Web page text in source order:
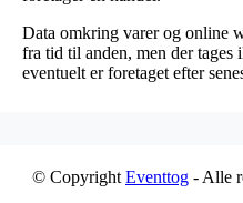
Data omkring varer og online
fra tid til anden, men der tages
eventuelt er foretaget efter
© Copyright Eventtog - Alle